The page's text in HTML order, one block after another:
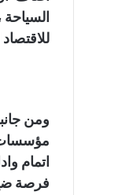
ومن
مؤسسات
اتمام
فرصة ضخ